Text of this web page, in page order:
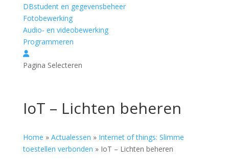
DBstudent en gegevensbeheer
Fotobewerking
Audio- en videobewerking
Programmeren
Pagina Selecteren
IoT – Lichten beheren
Home » Actualessen » Internet of things: Slimme
toestellen verbonden » IoT – Lichten beheren